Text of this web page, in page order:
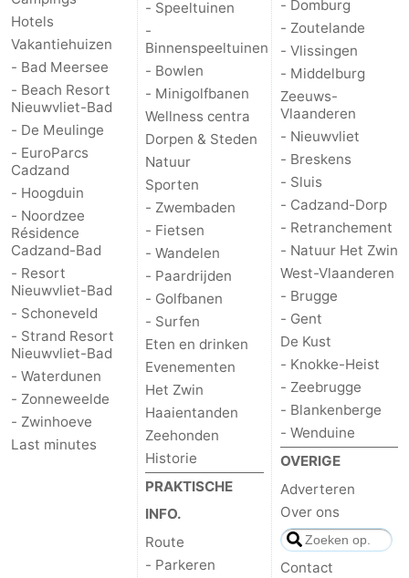
Hotels
Vakantiehuizen
- Bad Meersee
- Beach Resort
Nieuwvliet-Bad
- De Meulinge
- EuroParcs
Cadzand
- Hoogduin
- Noordzee
Résidence
Cadzand-Bad
- Resort
Nieuwvliet-Bad
- Schoneveld
- Strand Resort
Nieuwvliet-Bad
- Waterdunen
- Zonneweelde
- Zwinhoeve
Last minutes
- Speeltuinen
-
Binnenspeeltuinen
- Bowlen
- Minigolfbanen
Wellness centra
Dorpen & Steden
Natuur
Sporten
- Zwembaden
- Fietsen
- Wandelen
- Paardrijden
- Golfbanen
- Surfen
Eten en drinken
Evenementen
Het Zwin
Haaientanden
Zeehonden
Historie
PRAKTISCHE
INFO.
Route
- Parkeren
- Domburg
- Zoutelande
- Vlissingen
- Middelburg
Zeeuws-
Vlaanderen
- Nieuwvliet
- Breskens
- Sluis
- Cadzand-Dorp
- Retranchement
- Natuur Het Zwin
West-Vlaanderen
- Brugge
- Gent
De Kust
- Knokke-Heist
- Zeebrugge
- Blankenberge
- Wenduine
OVERIGE
Adverteren
Over ons
Contact